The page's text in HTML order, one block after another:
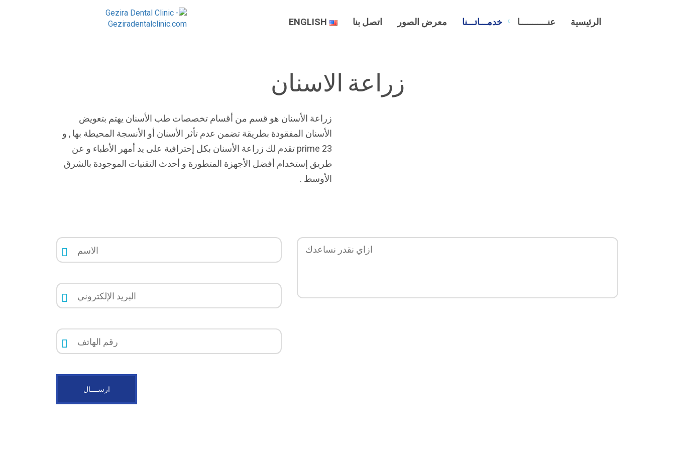
الرئيسية عنـــــــــــا خدمـــاتـــنا معرض الصور اتصل بنا ENGLISH
زراعة الاسنان
زراعة الأسنان هو قسم من أقسام تخصصات طب الأسنان يهتم بتعويض
الأسنان المفقودة بطريقة تضمن عدم تأثر الأسنان أو الأنسجة المحيطة بها , و
23 prime تقدم لك زراعة الأسنان بكل إحترافية على يد أمهر الأطباء و عن
طريق إستخدام أفضل الأجهزة المتطورة و أحدث التقنيات الموجودة بالشرق
الأوسط .